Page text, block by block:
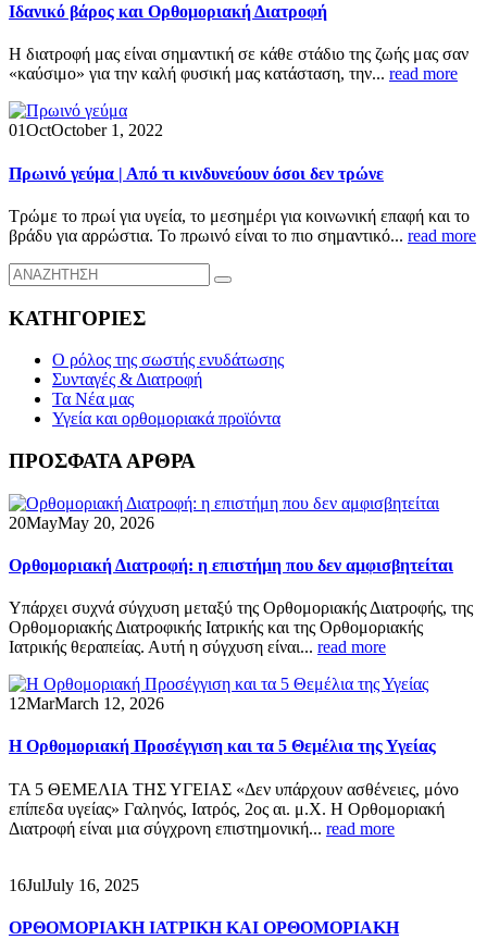
Ιδανικό βάρος και Ορθομοριακή Διατροφή
Η διατροφή μας είναι σημαντική σε κάθε στάδιο της ζωής μας σαν
«καύσιμο» για την καλή φυσική μας κατάσταση, την... read more
01OctOctober 1, 2022
Πρωινό γεύμα | Από τι κινδυνεύουν όσοι δεν τρώνε
Τρώμε το πρωί για υγεία, το μεσημέρι για κοινωνική επαφή και το
βράδυ για αρρώστια. Το πρωινό είναι το πιο σημαντικό... read more
ΚΑΤΗΓΟΡΙΕΣ
Ο ρόλος της σωστής ενυδάτωσης
Συνταγές & Διατροφή
Τα Νέα μας
Υγεία και ορθομοριακά προϊόντα
ΠΡΟΣΦΑΤΑ ΑΡΘΡΑ
20MayMay 20, 2026
Ορθομοριακή Διατροφή: η επιστήμη που δεν αμφισβητείται
Υπάρχει συχνά σύγχυση μεταξύ της Ορθομοριακής Διατροφής, της
Ορθομοριακής Διατροφικής Ιατρικής και της Ορθομοριακής
Ιατρικής θεραπείας. Αυτή η σύγχυση είναι... read more
12MarMarch 12, 2026
Η Ορθομοριακή Προσέγγιση και τα 5 Θεμέλια της Υγείας
ΤΑ 5 ΘΕΜΕΛΙΑ ΤΗΣ ΥΓΕΙΑΣ «Δεν υπάρχουν ασθένειες, μόνο
επίπεδα υγείας» Γαληνός, Ιατρός, 2ος αι. μ.Χ. Η Ορθομοριακή
Διατροφή είναι μια σύγχρονη επιστημονική... read more
16JulJuly 16, 2025
ΟΡΘΟΜΟΡΙΑΚΗ ΙΑΤΡΙΚΗ ΚΑΙ ΟΡΘΟΜΟΡΙΑΚΗ